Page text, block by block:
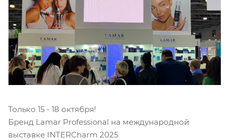
Только 15 - 18 октября!
Бренд Lamar Professional на международной
выставке INTERCharm 2025